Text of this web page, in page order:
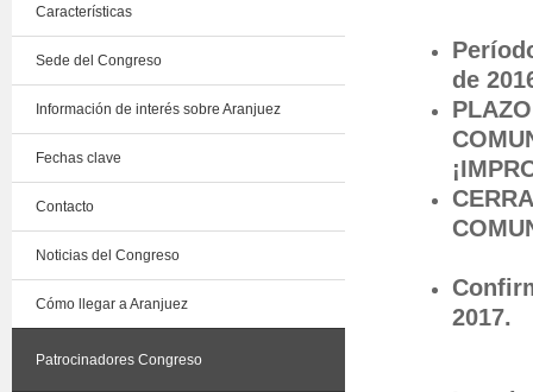
Características
Sede del Congreso
Información de interés sobre Aranjuez
Fechas clave
Contacto
Noticias del Congreso
Cómo llegar a Aranjuez
Patrocinadores Congreso
de
2017.